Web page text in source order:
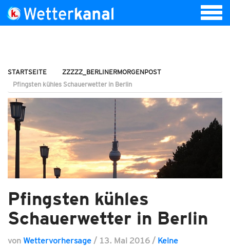
STARTSEITE
ZZZZZ_BERLINERMORGENPOST
Pfingsten kühles Schauerwetter in Berlin
Pfingsten kühles
Schauerwetter in Berlin
von Wettervorhersage / 13. Mai 2016 / Keine